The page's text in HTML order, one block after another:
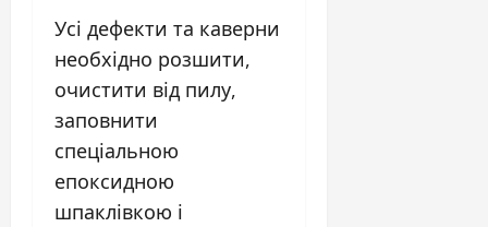
Усі дефекти та каверни
необхідно розшити,
очистити від пилу,
заповнити
спеціальною
епоксидною
шпаклівкою і